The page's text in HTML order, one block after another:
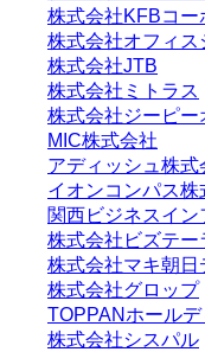
株式会社KFBコー
株式会社オフィス
株式会社JTB
株式会社ミトラス
株式会社ジーピー
MIC株式会社
アディッシュ株式
イオンコンパス株
関西ビジネスイ
株式会社ビズテ
株式会社マキ朝日
株式会社グロップ
TOPPANホール
株式会社シスパル